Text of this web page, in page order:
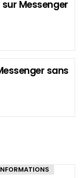
Messenger
sans